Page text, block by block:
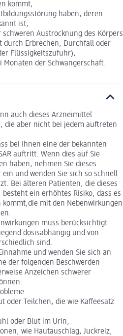
kommt,
haben, deren
ist,
schweren Austrocknung des Körpers
durch Erbrechen, Durchfall oder
Flüssigkeitszufuhr),
Monaten der Schwangerschaft.
auch dieses Arzneimittel
die aber nicht bei jedem auftreten
bei Ihnen eine der bekannten
auftritt. Wenn dies auf Sie
haben, nehmen Sie dieses
und wenden Sie sich so schnell
Bei älteren Patienten, die dieses
ein erhöhtes Risiko, dass es
kommt,die mit den Nebenwirkungen
muss berücksichtigt
dosisabhängig und von
sind.
und wenden Sie sich an
der folgenden Beschwerden
Anzeichen schwerer
oder Teilchen, die wie Kaffeesatz
oder Blut im Urin,
wie Hautauschlag, Juckreiz,